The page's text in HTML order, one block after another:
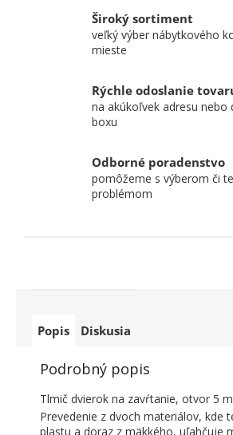
Široký sortiment
veľký výber nábytkového
mieste
Rýchle odoslanie
na akúkoľvek adresu nebo
boxu
Odborné poradenstvo
pomôžeme s výberom či
problémom
Popis Diskusia
Podrobný popis
Tlmič dvierok na zavŕtanie, otvor 5
Prevedenie z dvoch materiálov, kde
plastu a doraz z mäkkého, uľahčuje